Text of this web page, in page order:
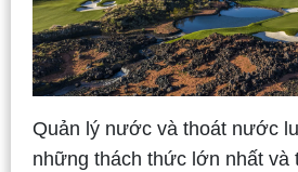
Quản lý nước và thoát nước
những thách thức lớn nhất và